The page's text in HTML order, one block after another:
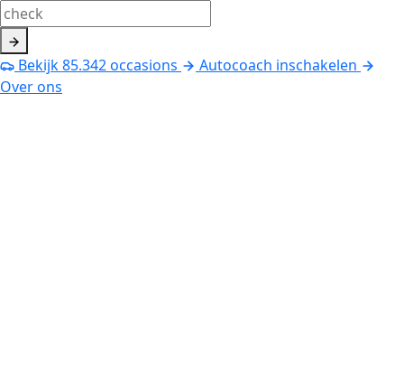
Bekijk85.342occasions
Autocoach inschakelen
Over ons